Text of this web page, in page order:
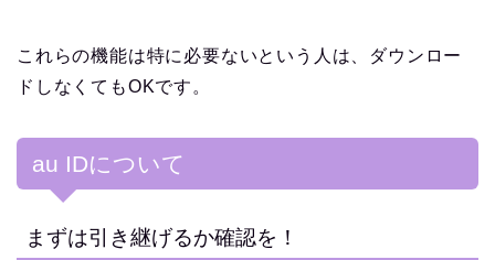
これらの機能は特に必要ないという人は、ダウンロー
ドしなくてもOKです。
au IDについて
まずは引き継げるか確認を！